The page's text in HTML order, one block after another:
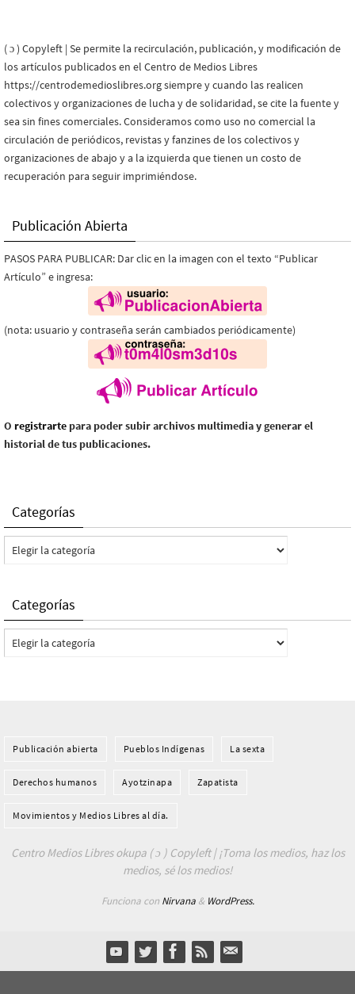
( ɔ ) Copyleft | Se permite la recirculación, publicación, y modificación de
los artículos publicados en el Centro de Medios Libres
https://centrodemedioslibres.org siempre y cuando las realicen
colectivos y organizaciones de lucha y de solidaridad, se cite la fuente y
sea sin fines comerciales. Consideramos como uso no comercial la
circulación de periódicos, revistas y fanzines de los colectivos y
organizaciones de abajo y a la izquierda que tienen un costo de
recuperación para seguir imprimiéndose.
Publicación Abierta
PASOS PARA PUBLICAR: Dar clic en la imagen con el texto “Publicar
Artículo” e ingresa:
(nota: usuario y contraseña serán cambiados periódicamente)
O registrarte para poder subir archivos multimedia y generar el
historial de tus publicaciones.
Categorías
Categorías
Categorías
Categorías
Publicación abierta Pueblos Indí­genas La sexta
Derechos humanos Ayotzinapa Zapatista
Movimientos y Medios Libres al día.
Centro Medios Libres okupa ( ɔ ) Copyleft | ¡Toma los medios, haz los
medios, sé los medios!
Funciona con Nirvana& WordPress.